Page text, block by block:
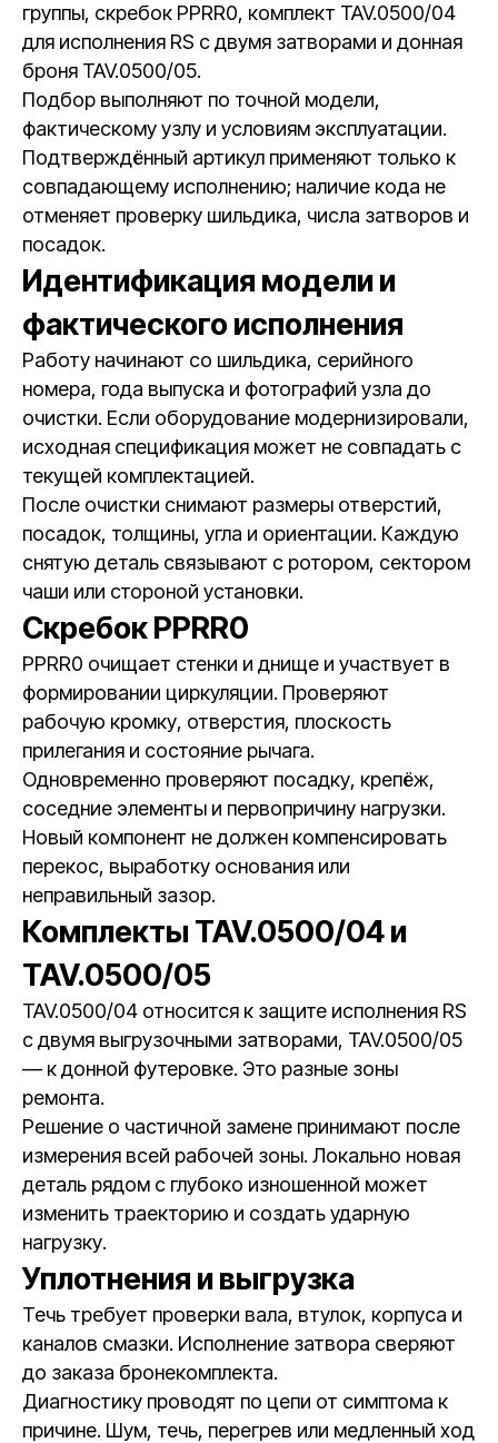
группы, скребок PPRR0, комплект TAV.0500/04
для исполнения RS с двумя затворами и донная
броня TAV.0500/05.
Подбор выполняют по точной модели,
фактическому узлу и условиям эксплуатации.
Подтверждённый артикул применяют только к
совпадающему исполнению; наличие кода не
отменяет проверку шильдика, числа затворов и
посадок.
Идентификация модели и
фактического исполнения
Работу начинают со шильдика, серийного
номера, года выпуска и фотографий узла до
очистки. Если оборудование модернизировали,
исходная спецификация может не совпадать с
текущей комплектацией.
После очистки снимают размеры отверстий,
посадок, толщины, угла и ориентации. Каждую
снятую деталь связывают с ротором, сектором
чаши или стороной установки.
Скребок PPRR0
PPRR0 очищает стенки и днище и участвует в
формировании циркуляции. Проверяют
рабочую кромку, отверстия, плоскость
прилегания и состояние рычага.
Одновременно проверяют посадку, крепёж,
соседние элементы и первопричину нагрузки.
Новый компонент не должен компенсировать
перекос, выработку основания или
неправильный зазор.
Комплекты TAV.0500/04 и
TAV.0500/05
TAV.0500/04 относится к защите исполнения RS
с двумя выгрузочными затворами, TAV.0500/05
— к донной футеровке. Это разные зоны
ремонта.
Решение о частичной замене принимают после
измерения всей рабочей зоны. Локально новая
деталь рядом с глубоко изношенной может
изменить траекторию и создать ударную
нагрузку.
Уплотнения и выгрузка
Течь требует проверки вала, втулок, корпуса и
каналов смазки. Исполнение затвора сверяют
до заказа бронекомплекта.
Диагностику проводят по цепи от симптома к
причине. Шум, течь, перегрев или медленный ход